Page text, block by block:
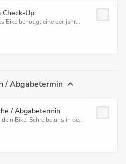
Check-Up
Bike benötigt eine der jähr...
/ Abgabetermin
/ Abgabetermin
Bike. Schreibe uns in de...